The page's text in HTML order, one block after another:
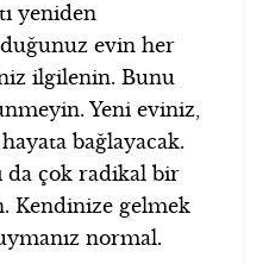
yeniden
evin her
ilgilenin. Bunu
Yeni eviniz,
bağlayacak.
da çok radikal bir
Kendinize gelmek
normal.